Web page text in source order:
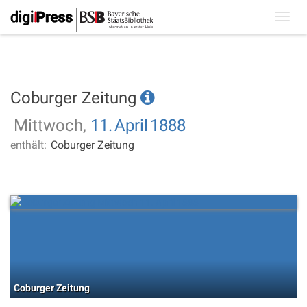
Coburger Zeitung
Mittwoch, 11.April 1888
enthält: Coburger Zeitung
Coburger Zeitung